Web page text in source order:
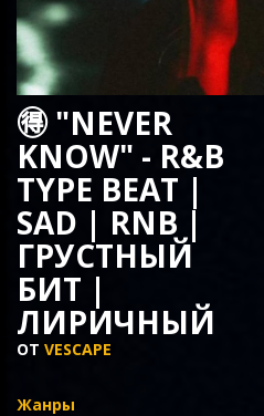
🉐 "NEVER
KNOW" - R&B
TYPE BEAT |
SAD | RNB |
ГРУСТНЫЙ
БИТ |
ЛИРИЧНЫЙ
ОТ VESCAPE
Жанры